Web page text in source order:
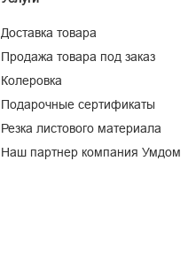
Доставка товара
Продажа товара под заказ
Колеровка
Подарочные сертификаты
Резка листового материала
Наш партнер компания Умдом